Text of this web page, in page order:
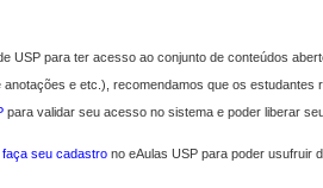
USP para ter acesso ao conjunto de conteúdos
e etc.), recomendamos que os estudantes
para validar seu acesso no sistema e poder liberar
faça seu cadastro no eAulas USP para poder usufruir